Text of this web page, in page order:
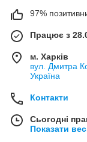
97%
Працює з
м. Харків
вул. Дмитра
Україна
Контакти
Сьогодні
Показати